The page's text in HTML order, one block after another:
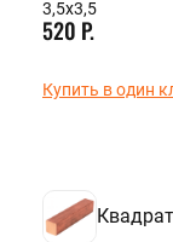
3,5х3,5
520 Р.
Купить в один